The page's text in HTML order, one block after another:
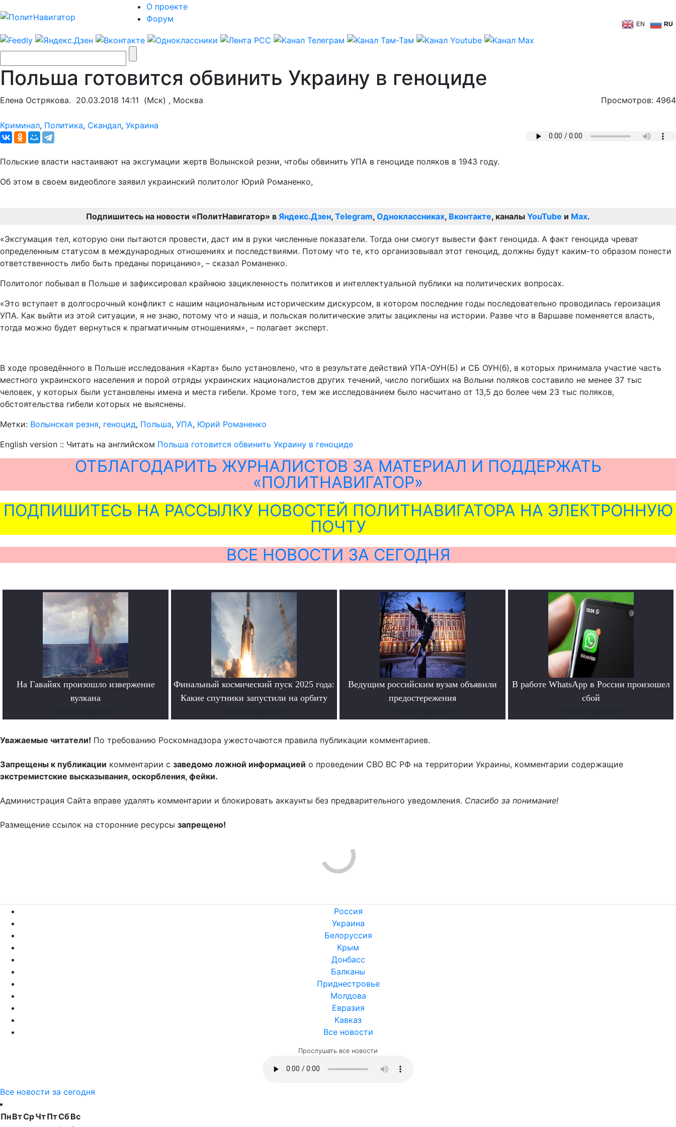
О проекте
Форум
EN RU
Польша готовится обвинить Украину в геноциде
Елена Острякова. 20.03.2018 14:11 (Мск) , Москва Просмотров: 4964
Криминал, Политика, Скандал, Украина
Польские власти настаивают на эксгумации жертв Волынской резни, чтобы обвинить УПА в геноциде поляков в 1943 году.
Об этом в своем видеоблоге заявил украинский политолог Юрий Романенко,
Подпишитесь на новости «ПолитНавигатор» в Яндекс.Дзен, Telegram, Одноклассниках, Вконтакте, каналы YouTube и Max.
«Эксгумация тел, которую они пытаются провести, даст им в руки численные показатели. Тогда они смогут вывести факт геноцида. А факт геноцида чреват
определенным статусом в международных отношениях и последствиями. Потому что те, кто организовывал этот геноцид, должны будут каким-то образом понести
ответственность либо быть преданы порицанию», – сказал Романенко.
Политолог побывал в Польше и зафиксировал крайнюю зацикленность политиков и интеллектуальной публики на политических вопросах.
«Это вступает в долгосрочный конфликт с нашим национальным историческим дискурсом, в котором последние годы последовательно проводилась героизация
УПА. Как выйти из этой ситуации, я не знаю, потому что и наша, и польская политические элиты зациклены на истории. Разве что в Варшаве поменяется власть,
тогда можно будет вернуться к прагматичным отношениям», – полагает эксперт.
В ходе проведённого в Польше исследования «Карта» было установлено, что в результате действий УПА-ОУН(Б) и СБ ОУН(б), в которых принимала участие часть
местного украинского населения и порой отряды украинских националистов других течений, число погибших на Волыни поляков составило не менее 37 тыс
человек, у которых были установлены имена и места гибели. Кроме того, тем же исследованием было насчитано от 13,5 до более чем 23 тыс поляков,
обстоятельства гибели которых не выяснены.
Метки: Волынская резня, геноцид, Польша, УПА, Юрий Романенко
English version :: Читать на английском Польша готовится обвинить Украину в геноциде
ОТБЛАГОДАРИТЬ ЖУРНАЛИСТОВ ЗА МАТЕРИАЛ И ПОДДЕРЖАТЬ
«ПОЛИТНАВИГАТОР»
ПОДПИШИТЕСЬ НА РАССЫЛКУ НОВОСТЕЙ ПОЛИТНАВИГАТОРА НА ЭЛЕКТРОННУЮ
ПОЧТУ
ВСЕ НОВОСТИ ЗА СЕГОДНЯ
На Гавайях произошло извержение
вулкана
Финальный космический пуск 2025 года:
Какие спутники запустили на орбиту
Ведущим российским вузам объявили
предостережения
В работе WhatsApp в России произошел
сбой
Уважаемые читатели! По требованию Роскомнадзора ужесточаются правила публикации комментариев.
Запрещены к публикации комментарии с заведомо ложной информацией о проведении СВО ВС РФ на территории Украины, комментарии содержащие
экстремистские высказывания, оскорбления, фейки.
Администрация Сайта вправе удалять комментарии и блокировать аккаунты без предварительного уведомления. Спасибо за понимание!
Размещение ссылок на сторонние ресурсы запрещено!
Россия
Украина
Белоруссия
Крым
Донбасс
Балканы
Приднестровье
Молдова
Евразия
Кавказ
Все новости
Прослушать все новости
Все новости за сегодня
ПнВтСрЧтПтСбВс